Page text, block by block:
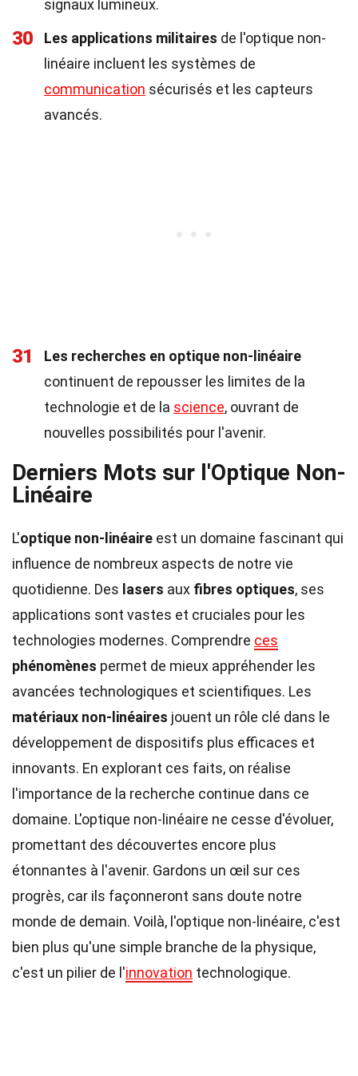
signaux lumineux.
30 Les applications militaires de l'optique non-
linéaire incluent les systèmes de
communication sécurisés et les capteurs
avancés.
31
Les recherches en optique non-linéaire
continuent de repousser les limites de la
technologie et de la science, ouvrant de
nouvelles possibilités pour l'avenir.
Derniers Mots sur l'Optique Non-
Linéaire
L'optique non-linéaire est un domaine fascinant qui
influence de nombreux aspects de notre vie
quotidienne. Des lasers aux fibres optiques, ses
applications sont vastes et cruciales pour les
technologies modernes. Comprendre ces
phénomènes permet de mieux appréhender les
avancées technologiques et scientifiques. Les
matériaux non-linéaires jouent un rôle clé dans le
développement de dispositifs plus efficaces et
innovants. En explorant ces faits, on réalise
l'importance de la recherche continue dans ce
domaine. L'optique non-linéaire ne cesse d'évoluer,
promettant des découvertes encore plus
étonnantes à l'avenir. Gardons un œil sur ces
progrès, car ils façonneront sans doute notre
monde de demain. Voilà, l'optique non-linéaire, c'est
bien plus qu'une simple branche de la physique,
c'est un pilier de l'innovation technologique.